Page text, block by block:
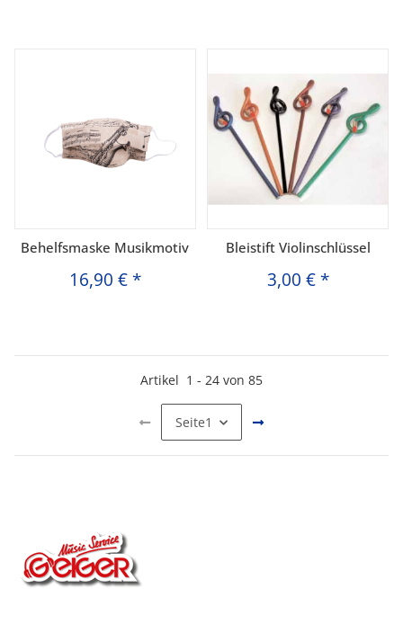
Behelfsmaske Musikmotiv
16,90 € *
Bleistift Violinschlüssel
3,00 € *
Artikel 1 - 24 von 85
Seite1